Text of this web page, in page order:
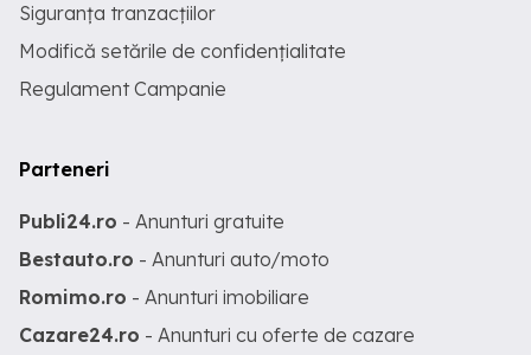
Siguranța tranzacțiilor
Modifică setările de confidențialitate
Regulament Campanie
Parteneri
Publi24.ro - Anunturi gratuite
Bestauto.ro - Anunturi auto/moto
Romimo.ro - Anunturi imobiliare
Cazare24.ro - Anunturi cu oferte de cazare